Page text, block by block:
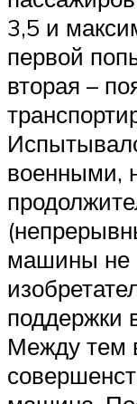
3,5 и
первой
вторая –
военными,
машины не
поддержки
Между тем